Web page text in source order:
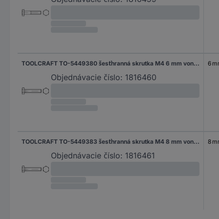
TOOLCRAFT TO-5449380 šesťhranná skrutka M4 6 mm vonkajší šesťhran DIN 933 mosaz 100 ks
Objednávacie číslo: 1816460
6
TOOLCRAFT TO-5449383 šesťhranná skrutka M4 8 mm vonkajší šesťhran DIN 933 mosaz 100 ks
Objednávacie číslo: 1816461
8